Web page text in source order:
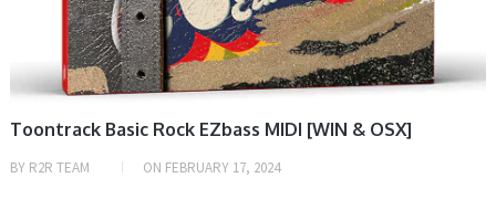
Toontrack Basic Rock EZbass MIDI [WIN & OSX]
BY R2R TEAM ON FEBRUARY 17, 2024